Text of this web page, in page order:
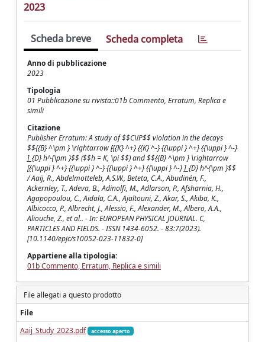
2023
Scheda breve Scheda completa
Anno di pubblicazione
2023
Tipologia
01 Pubblicazione su rivista::01b Commento, Erratum, Replica e
simili
Citazione
Publisher Erratum: A study of $$C\!P$$ violation in the decays
$${{B} ^\pm } \rightarrow [{{K} ^+} {{K} ^-} {{\uppi } ^+} {{\uppi } ^-}
]_{D} h^{\pm }$$ ($$h = K, \pi $$) and $${{B} ^\pm } \rightarrow
[{{\uppi } ^+} {{\uppi } ^-} {{\uppi } ^+} {{\uppi } ^-} ]_{D} h^{\pm }$$
/ Aaij, R., Abdelmotteleb, A.S.W., Beteta, C.A., Abudinén, F.,
Ackernley, T., Adeva, B., Adinolfi, M., Adlarson, P., Afsharnia, H.,
Agapopoulou, C., Aidala, C.A., Ajaltouni, Z., Akar, S., Akiba, K.,
Albicocco, P., Albrecht, J., Alessio, F., Alexander, M., Albero, A.A.,
Aliouche, Z., et al.. - In: EUROPEAN PHYSICAL JOURNAL. C,
PARTICLES AND FIELDS. - ISSN 1434-6052. - 83:7(2023).
[10.1140/epjc/s10052-023-11832-0]
Appartiene alla tipologia:
01b Commento, Erratum, Replica e simili
File allegati a questo prodotto
File
Aaij_Study_2023.pdf
accesso aperto